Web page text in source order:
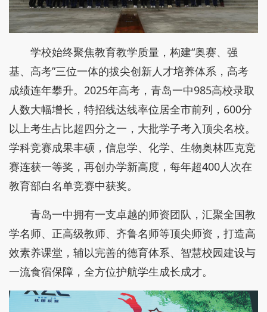
学校始终聚焦教育教学质量，构建“奥赛、强
基、高考”三位一体的拔尖创新人才培养体系，高考
成绩连年攀升。2025年高考，青岛一中985高校录取
人数大幅增长，特招线达线率位居全市前列，600分
以上考生占比超四分之一，大批学子考入顶尖名校。
学科竞赛成果丰硕，信息学、化学、生物奥林匹克竞
赛连获一等奖，再创办学新高度，每年超400人次在
教育部白名单竞赛中获奖。
青岛一中拥有一支卓越的师资团队，汇聚全国教
学名师、正高级教师、齐鲁名师等顶尖师资，打造高
效素养课堂，辅以完善的德育体系、智慧校园建设与
一流食宿保障，全方位护航学生成长成才。